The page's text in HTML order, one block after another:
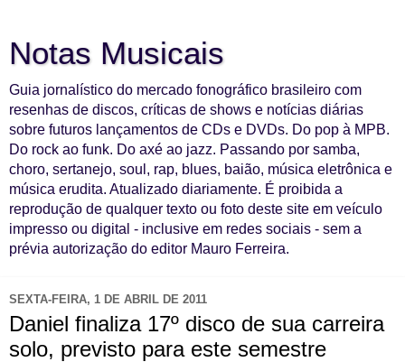
Notas Musicais
Guia jornalístico do mercado fonográfico brasileiro com
resenhas de discos, críticas de shows e notícias diárias
sobre futuros lançamentos de CDs e DVDs. Do pop à MPB.
Do rock ao funk. Do axé ao jazz. Passando por samba,
choro, sertanejo, soul, rap, blues, baião, música eletrônica e
música erudita. Atualizado diariamente. É proibida a
reprodução de qualquer texto ou foto deste site em veículo
impresso ou digital - inclusive em redes sociais - sem a
prévia autorização do editor Mauro Ferreira.
SEXTA-FEIRA, 1 DE ABRIL DE 2011
Daniel finaliza 17º disco de sua carreira
solo, previsto para este semestre